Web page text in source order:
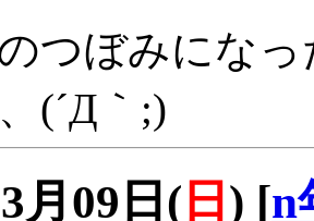
つぼみにな
(´Д｀;)
月09日( 日 ) [n